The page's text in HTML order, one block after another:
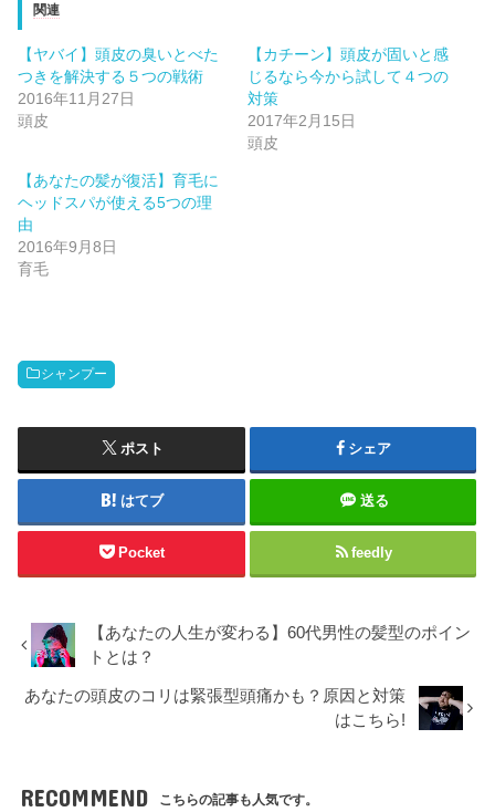
関連
【ヤバイ】頭皮の臭いとべた
つきを解決する５つの戦術
2016年11月27日
頭皮
【カチーン】頭皮が固いと感
じるなら今から試して４つの
対策
2017年2月15日
頭皮
【あなたの髪が復活】育毛に
ヘッドスパが使える5つの理
由
2016年9月8日
育毛
シャンプー
ポスト シェア
はてブ 送る
Pocket feedly
【あなたの人生が変わる】60代男性の髪型のポイン
トとは？
あなたの頭皮のコリは緊張型頭痛かも？原因と対策
はこちら!
RECOMMEND こちらの記事も人気です。